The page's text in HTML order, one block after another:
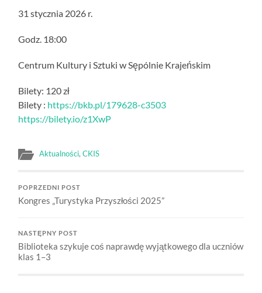
31 stycznia 2026 r.
Godz. 18:00
Centrum Kultury i Sztuki w Sępólnie Krajeńskim
Bilety: 120 zł
Bilety : https://bkb.pl/179628-c3503
https://bilety.io/z1XwP
Aktualności,CKIS
POPRZEDNI POST
Kongres „Turystyka Przyszłości 2025”
NASTĘPNY POST
Biblioteka szykuje coś naprawdę wyjątkowego dla uczniów
klas 1–3